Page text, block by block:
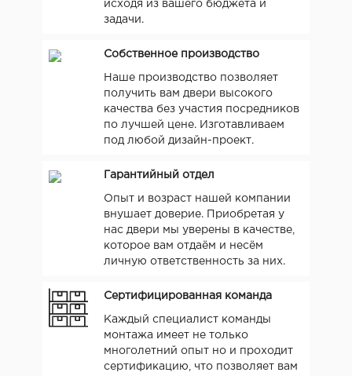
исходя из вашего бюджета и
задачи.
Собственное производство
Наше производство позволяет
получить вам двери высокого
качества без участия посредников
по лучшей цене. Изготавливаем
под любой дизайн-проект.
Гарантийный отдел
Опыт и возраст нашей компании
внушает доверие. Приобретая у
нас двери мы уверены в качестве,
которое вам отдаём и несём
личную ответственность за них.
Сертифицированная команда
Каждый специалист команды
монтажа имеет не только
многолетний опыт но и проходит
сертификацию, что позволяет вам